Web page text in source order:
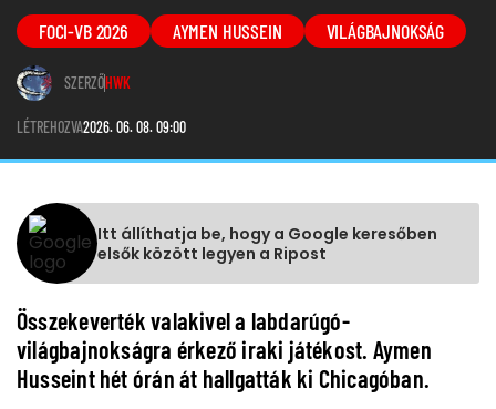
FOCI-VB 2026 AYMEN HUSSEIN VILÁGBAJNOKSÁG
SZERZŐHWK
LÉTREHOZVA2026. 06. 08. 09:00
Itt állíthatja be, hogy a Google keresőben
elsők között legyen a Ripost
Összekeverték valakivel a labdarúgó-
világbajnokságra érkező iraki játékost. Aymen
Husseint hét órán át hallgatták ki Chicagóban.